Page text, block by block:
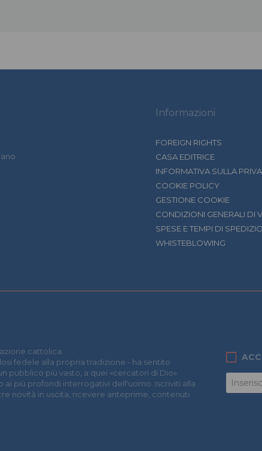
Informazioni
FOREIGN RIGHTS
CASA EDITRICE
INFORMATIVA SULLA
COOKIE POLICY
GESTIONE COOKIE
CONDIZIONI GENERALI DI
SPESE E TEMPI DI
WHISTEBLOWING
cattolica.
fedele alla propria tradizione - ha sentito
pubblico più vasto, a quei «cercatori di Dio»
ai più profondi interrogativi dell'uomo. Iscriviti alla
novità in uscita, ricevere anteprime, contenuti